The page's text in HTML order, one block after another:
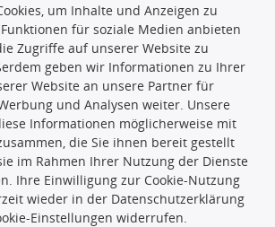
Die hier angezeigten Daten,
insbesondere die gesamte Datenbank,
dürfen nicht kopiert werden. Es ist zu
oder die gesamte Datenbank ohne
TecDocs zu vervielfältigen, zu
diese Handlungen durch Dritte ausführen
stellt eine
dar und wird verfolgt.
um Inhalte und Anzeigen zu
für soziale Medien anbieten
Zugriffe auf unserer Website zu
geben wir Informationen zu Ihrer
Website an unsere Partner für
und Analysen weiter. Unsere
Informationen möglicherweise mit
die Sie ihnen bereit gestellt
im Rahmen Ihrer Nutzung der Dienste
Ihre Einwilligung zur Cookie-Nutzung
wieder in der Datenschutzerklärung
Einstellungen widerrufen.